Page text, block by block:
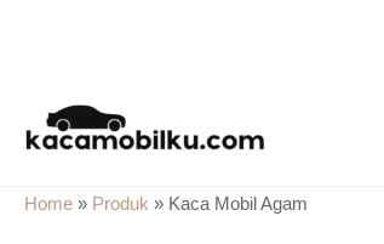
content
Home » Produk » Kaca Mobil Agam